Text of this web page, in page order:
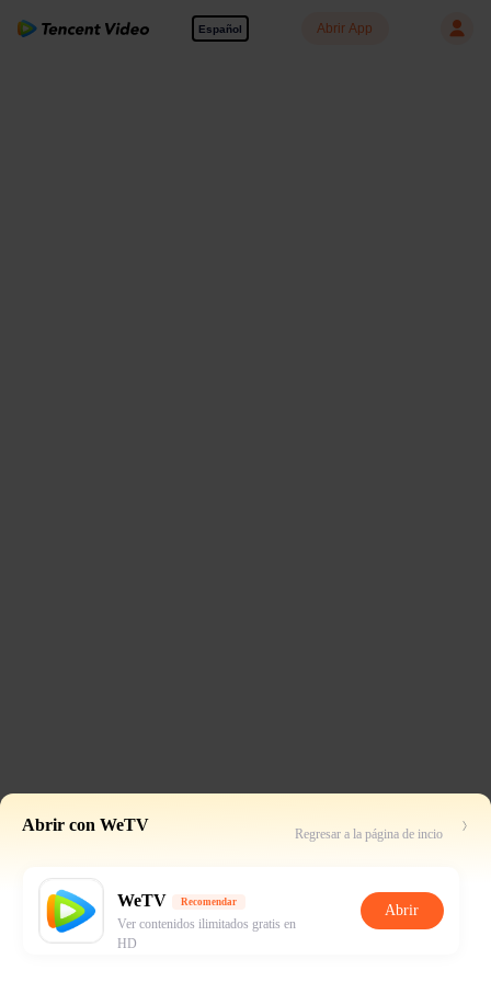
Español Abrir App
Abrir con WeTV Regresar a la página de incio
WeTV Recomendar
Ver contenidos ilimitados gratis en
HD
Abrir